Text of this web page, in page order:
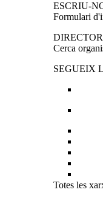
ESCRIU-
Formulari
Cerca
SEGUEIX
Totes les